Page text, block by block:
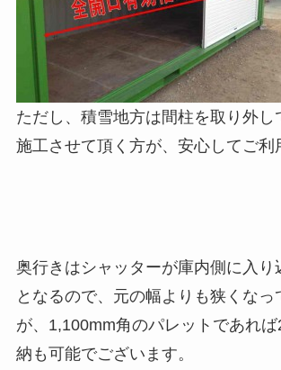
ただし、積雪地方は間柱を取り外し
施工させて頂く方が、安心してご利
奥行きはシャッターが庫内側に入り
となるので、元の幅よりも狭くなっ
が、1,100mm角のパレットであれ
納も可能でございます。